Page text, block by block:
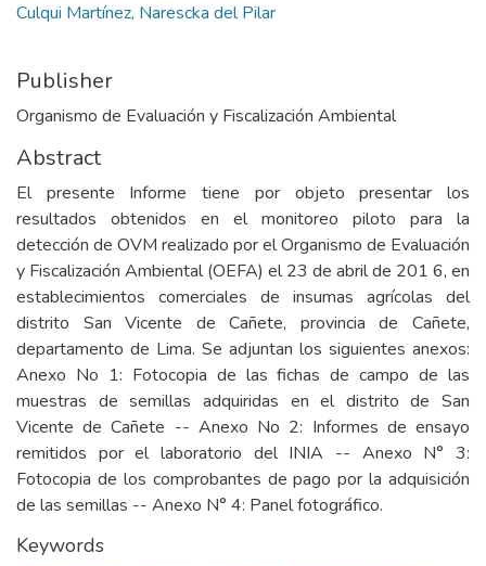
Culqui Martínez, Narescka del Pilar
Publisher
Organismo de Evaluación y Fiscalización Ambiental
Abstract
El presente Informe tiene por objeto presentar los
resultados obtenidos en el monitoreo piloto para la
detección de OVM realizado por el Organismo de Evaluación
y Fiscalización Ambiental (OEFA) el 23 de abril de 201 6, en
establecimientos comerciales de insumas agrícolas del
distrito San Vicente de Cañete, provincia de Cañete,
departamento de Lima. Se adjuntan los siguientes anexos:
Anexo No 1: Fotocopia de las fichas de campo de las
muestras de semillas adquiridas en el distrito de San
Vicente de Cañete -- Anexo No 2: Informes de ensayo
remitidos por el laboratorio del INIA -- Anexo N° 3:
Fotocopia de los comprobantes de pago por la adquisición
de las semillas -- Anexo N° 4: Panel fotográfico.
Keywords